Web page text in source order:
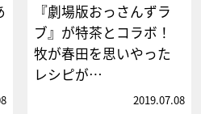
『劇場版おっさんずラ
ブ』が特茶とコラボ！
牧が春田を思いやった
レシピが…
2019.07.08